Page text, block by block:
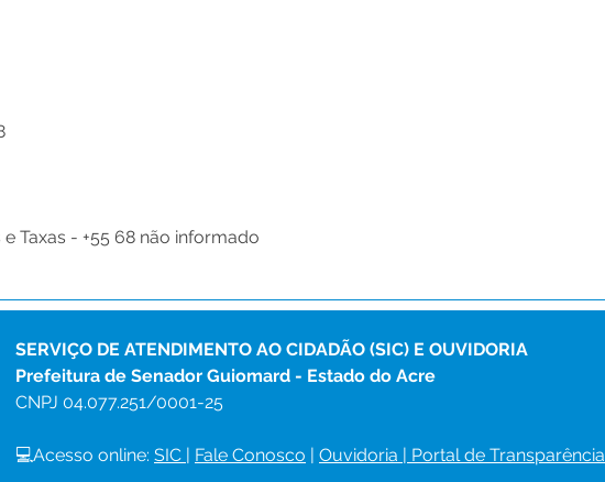
Taxas - +55 68 não informado
SERVIÇO DE ATENDIMENTO AO CIDADÃO (SIC) E OUVIDORIA
Prefeitura de Senador Guiomard - Estado do Acre
CNPJ 04.077.251/0001-25
💻Acesso online: SIC | Fale Conosco | Ouvidoria | Portal de Transparência